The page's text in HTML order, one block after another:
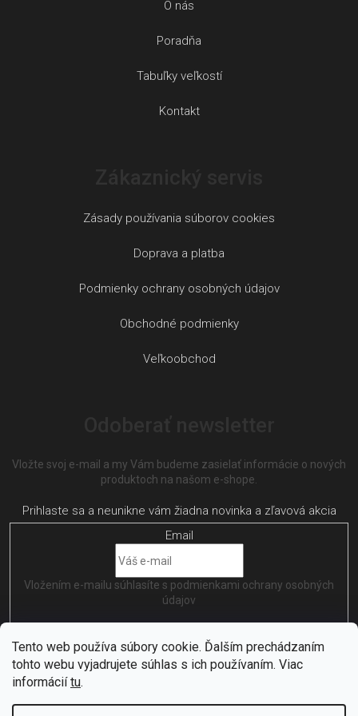
Tento web používa súbory cookie. Ďalším prechádzaním
tohto webu vyjadrujete súhlas s ich používaním. Viac
informáciítu.
O nás
Poradňa
Tabuľky veľkostí
Kontakt
Zásady používania súborov cookies
Doprava a platba
Podmienky ochrany osobných údajov
Obchodné podmienky
Veľkoobchod
Vložte svoj e-mail a my Vám budeme zasielať informácie o nových
produktoch na našom e-shope.
Email
Vložením e-mailu súhlasíte s podmienkami ochrany osobných
údajov
PRIHLÁSIŤ SA